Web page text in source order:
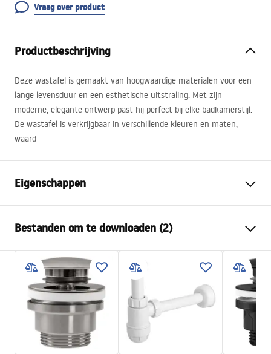
Vraag over product
Productbeschrijving
Deze wastafel is gemaakt van hoogwaardige materialen voor een
lange levensduur en een esthetische uitstraling. Met zijn
moderne, elegante ontwerp past hij perfect bij elke badkamerstijl.
De wastafel is verkrijgbaar in verschillende kleuren en maten,
waard
Eigenschappen
Materiaal
Sanitair keramiek
Kleur
Zwart
Afwerking
Mat
Lengte
Breedte
350mm
Hoogte
Bestanden om te downloaden (2)
Montagehandleiding
Basin.pdf
Warranty_Terms_and_Conditions_Basins_-_5.pdf